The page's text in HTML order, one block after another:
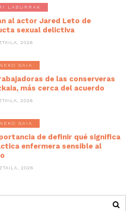
LABURRAK
al actor Jared Leto de
sexual delictiva
2026
GAIA
de las conserveras
más cerca del acuerdo
2026
GAIA
de definir qué significa
enfermera sensible al
2026